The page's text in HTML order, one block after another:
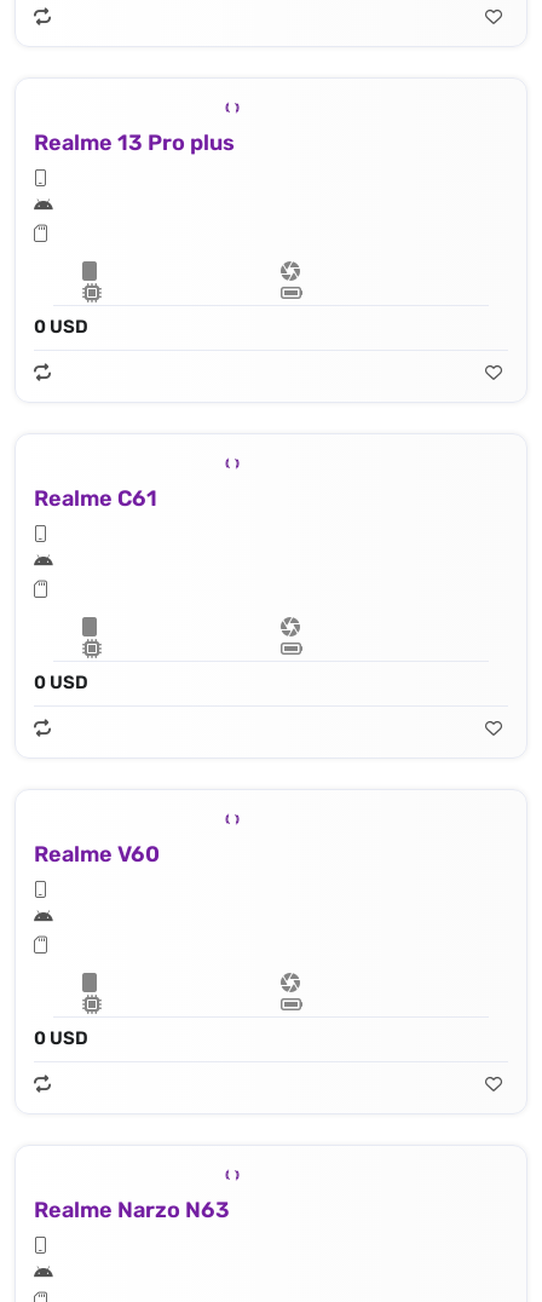
Realme 13 Pro plus
0 USD
Realme C61
0 USD
Realme V60
0 USD
Realme Narzo N63